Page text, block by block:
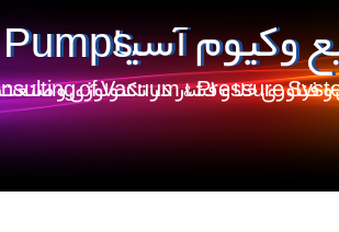
وکیوم آسیا
فناوری خلا و فشار در تکنولوژی و
of Vacuum & Pressure